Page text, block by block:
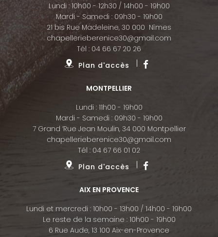
Lundi : 10h00 - 12h30 / 14h00 - 19h00
Mardi - Samedi : 09h30 - 19h00
21 bis Rue Madeleine, 30 000 Nîmes
chapellerieberenice30@gmail.com
Tél : 04 66 67 20 26
Plan d'accès
MONTPELLIER
Lundi : 11h00 - 19h00
Mardi - Samedi : 09h30 - 19h00
7 Grand ’Rue Jean Moulin, 34 000 Montpellier
chapellerieberenice30@gmail.com
Tél : 04 67 66 01 02
Plan d'accès
AIX EN PROVENCE
Lundi et mercredi : 10h00 - 13h00 / 14h00 - 19h00
Le reste de la semaine : 10h00 - 19h00
6 Rue Aude, 13 100 Aix-en-Provence